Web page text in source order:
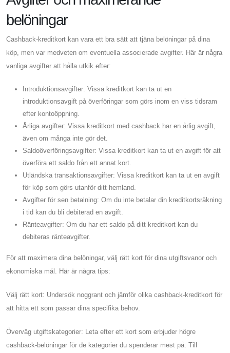
belöningar
Cashback-kreditkort kan vara ett bra sätt att tjäna belöningar på dina
köp, men var medveten om eventuella associerade avgifter. Här är några
vanliga avgifter att hålla utkik efter:
Introduktionsavgifter: Vissa kreditkort kan ta ut en
introduktionsavgift på överföringar som görs inom en viss tidsram
efter kontoöppning.
Årliga avgifter: Vissa kreditkort med cashback har en årlig avgift,
även om många inte gör det.
Saldoöverföringsavgifter: Vissa kreditkort kan ta ut en avgift för att
överföra ett saldo från ett annat kort.
Utländska transaktionsavgifter: Vissa kreditkort kan ta ut en avgift
för köp som görs utanför ditt hemland.
Avgifter för sen betalning: Om du inte betalar din kreditkortsräkning
i tid kan du bli debiterad en avgift.
Ränteavgifter: Om du har ett saldo på ditt kreditkort kan du
debiteras ränteavgifter.
För att maximera dina belöningar, välj rätt kort för dina utgiftsvanor och
ekonomiska mål. Här är några tips:
Välj rätt kort: Undersök noggrant och jämför olika cashback-kreditkort för
att hitta ett som passar dina specifika behov.
Överväg utgiftskategorier: Leta efter ett kort som erbjuder högre
cashback-belöningar för de kategorier du spenderar mest på. Till